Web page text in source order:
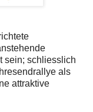
sein; schliesslich
als
attraktive